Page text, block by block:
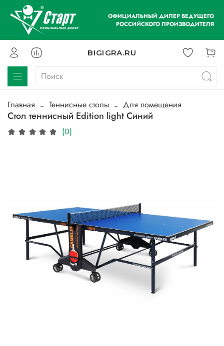
ОФИЦИАЛЬНЫЙ ДИЛЕР ВЕДУЩЕГО
РОССИЙСКОГО ПРОИЗВОДИТЕЛЯ
BIGIGRA.RU
Главная Теннисные столы Для помещения
Стол теннисный Edition light Синий
(0)